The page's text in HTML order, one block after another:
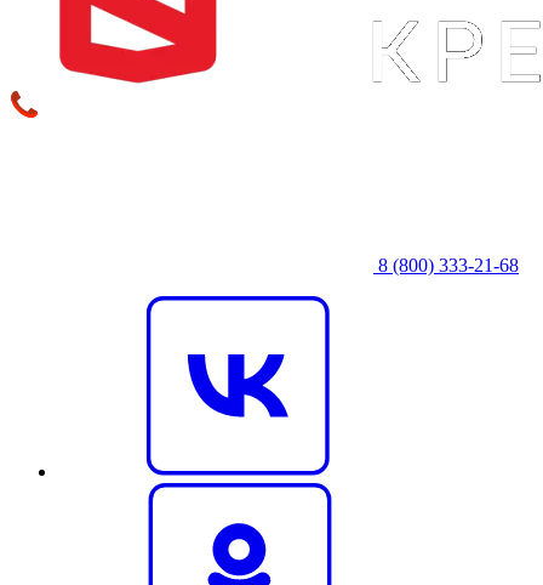
8 (800) 333‑21-68